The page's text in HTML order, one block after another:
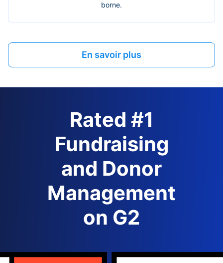
borne.
En savoir plus
Rated #1
Fundraising
and Donor
Management
on G2